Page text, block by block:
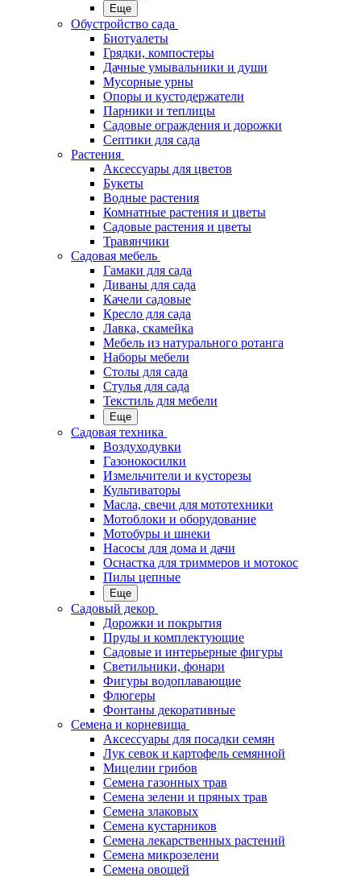
Еще
Обустройство сада
Биотуалеты
Грядки, компостеры
Дачные умывальники и души
Мусорные урны
Опоры и кустодержатели
Парники и теплицы
Садовые ограждения и дорожки
Септики для сада
Растения
Аксессуары для цветов
Букеты
Водные растения
Комнатные растения и цветы
Садовые растения и цветы
Травянчики
Садовая мебель
Гамаки для сада
Диваны для сада
Качели садовые
Кресло для сада
Лавка, скамейка
Мебель из натурального ротанга
Наборы мебели
Столы для сада
Стулья для сада
Текстиль для мебели
Еще
Садовая техника
Воздуходувки
Газонокосилки
Измельчители и кусторезы
Культиваторы
Масла, свечи для мототехники
Мотоблоки и оборудование
Мотобуры и шнеки
Насосы для дома и дачи
Оснастка для триммеров и мотокос
Пилы цепные
Еще
Садовый декор
Дорожки и покрытия
Пруды и комплектующие
Садовые и интерьерные фигуры
Светильники, фонари
Фигуры водоплавающие
Флюгеры
Фонтаны декоративные
Семена и корневища
Аксессуары для посадки семян
Лук севок и картофель семянной
Мицелии грибов
Семена газонных трав
Семена зелени и пряных трав
Семена злаковых
Семена кустарников
Семена лекарственных растений
Семена микрозелени
Семена овощей